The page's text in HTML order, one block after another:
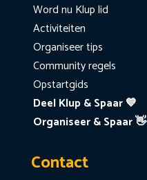
Word nu Klup lid
Activiteiten
Organiseer tips
Community regels
Opstartgids
Deel Klup & Spaar 💙
Organiseer & Spaar 👋
Contact